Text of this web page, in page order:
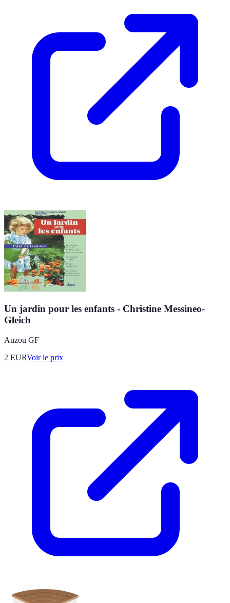
Un jardin pour les enfants - Christine Messineo-
Gleich
Auzou GF
2 EURVoir le prix